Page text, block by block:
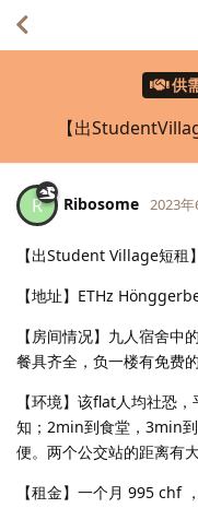
供
【出
R Ribosome 2023年
【出Student Village短租
【地址】ETHz
【房间情况】九人宿舍中
餐具齐全，负一楼有免费
【环境】该flat人均社恐
知；2min到食堂，3min
便。两个公交站的距离有
【租金】一个月 995 chf